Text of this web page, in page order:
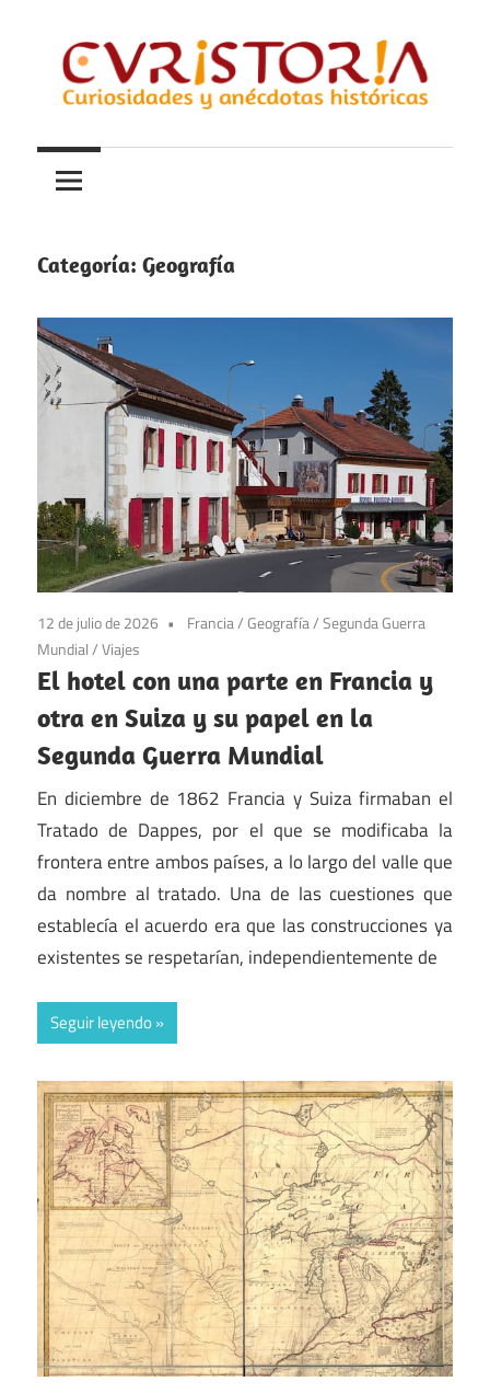
contenido
Curistoria
y
anécdotas
historia
Categoría: Geografía
12 de julio de 2026 Francia/Geografía/Segunda Guerra
Mundial/Viajes
El hotel con una parte en Francia y
otra en Suiza y su papel en la
Segunda Guerra Mundial
En diciembre de 1862 Francia y Suiza firmaban el
Tratado de Dappes, por el que se modificaba la
frontera entre ambos países, a lo largo del valle que
da nombre al tratado. Una de las cuestiones que
establecía el acuerdo era que las construcciones ya
existentes se respetarían, independientemente de
Seguir leyendo